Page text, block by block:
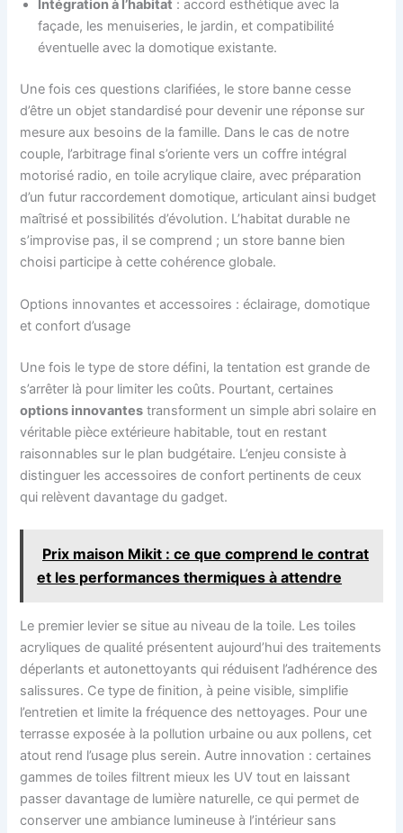
Intégration à l’habitat : accord esthétique avec la
façade, les menuiseries, le jardin, et compatibilité
éventuelle avec la domotique existante.
Une fois ces questions clarifiées, le store banne cesse
d’être un objet standardisé pour devenir une réponse sur
mesure aux besoins de la famille. Dans le cas de notre
couple, l’arbitrage final s’oriente vers un coffre intégral
motorisé radio, en toile acrylique claire, avec préparation
d’un futur raccordement domotique, articulant ainsi budget
maîtrisé et possibilités d’évolution. L’habitat durable ne
s’improvise pas, il se comprend ; un store banne bien
choisi participe à cette cohérence globale.
Options innovantes et accessoires : éclairage, domotique
et confort d’usage
Une fois le type de store défini, la tentation est grande de
s’arrêter là pour limiter les coûts. Pourtant, certaines
options innovantes transforment un simple abri solaire en
véritable pièce extérieure habitable, tout en restant
raisonnables sur le plan budgétaire. L’enjeu consiste à
distinguer les accessoires de confort pertinents de ceux
qui relèvent davantage du gadget.
Prix maison Mikit : ce que comprend le contrat
et les performances thermiques à attendre
Le premier levier se situe au niveau de la toile. Les toiles
acryliques de qualité présentent aujourd’hui des traitements
déperlants et autonettoyants qui réduisent l’adhérence des
salissures. Ce type de finition, à peine visible, simplifie
l’entretien et limite la fréquence des nettoyages. Pour une
terrasse exposée à la pollution urbaine ou aux pollens, cet
atout rend l’usage plus serein. Autre innovation : certaines
gammes de toiles filtrent mieux les UV tout en laissant
passer davantage de lumière naturelle, ce qui permet de
conserver une ambiance lumineuse à l’intérieur sans